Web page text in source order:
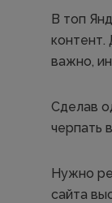
В топ
контент.
важно,
Сделав
черпать
Нужно
сайта